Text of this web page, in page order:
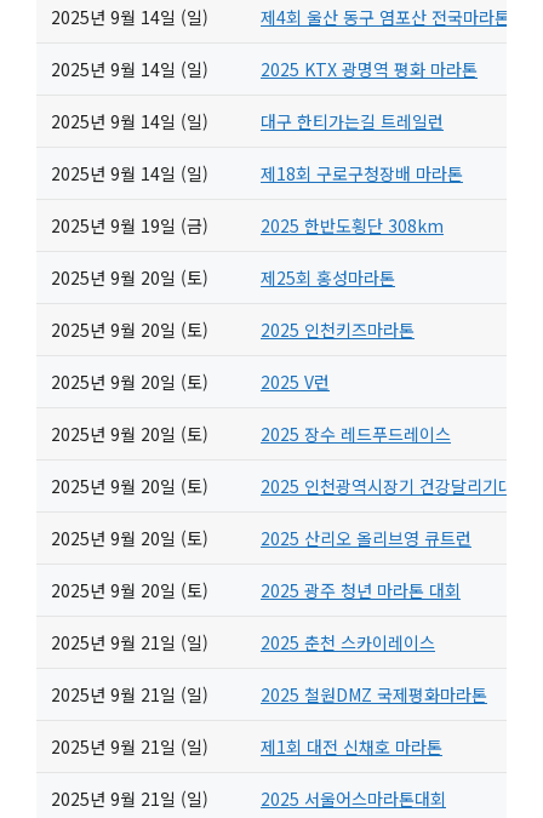
2025년 9월 14일 (일) 제4회 울산 동구 염포산 전국마라톤대회
2025년 9월 14일 (일) 2025 KTX 광명역 평화 마라톤
2025년 9월 14일 (일) 대구 한티가는길 트레일런
2025년 9월 14일 (일) 제18회 구로구청장배 마라톤
2025년 9월 19일 (금) 2025 한반도횡단 308km
2025년 9월 20일 (토) 제25회 홍성마라톤
2025년 9월 20일 (토) 2025 인천키즈마라톤
2025년 9월 20일 (토) 2025 V런
2025년 9월 20일 (토) 2025 장수 레드푸드레이스
2025년 9월 20일 (토) 2025 인천광역시장기 건강달리기대회
2025년 9월 20일 (토) 2025 산리오 올리브영 큐트런
2025년 9월 20일 (토) 2025 광주 청년 마라톤 대회
2025년 9월 21일 (일) 2025 춘천 스카이레이스
2025년 9월 21일 (일) 2025 철원DMZ 국제평화마라톤
2025년 9월 21일 (일) 제1회 대전 신채호 마라톤
2025년 9월 21일 (일) 2025 서울어스마라톤대회